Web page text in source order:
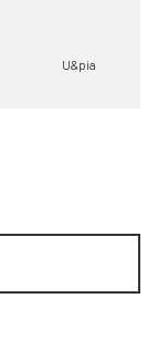
U&pia